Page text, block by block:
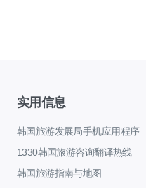
实用信息
韩国旅游发展局手机应用程序
1330韩国旅游咨询翻译热线
韩国旅游指南与地图